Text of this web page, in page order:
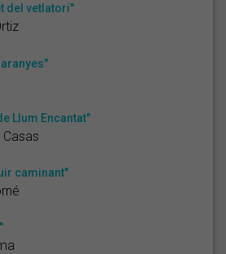
del vetlatori"
Llum Encantat"
caminant"